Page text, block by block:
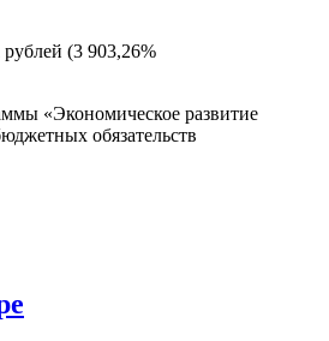
(3 903,26%
«Экономическое развитие
обязательств